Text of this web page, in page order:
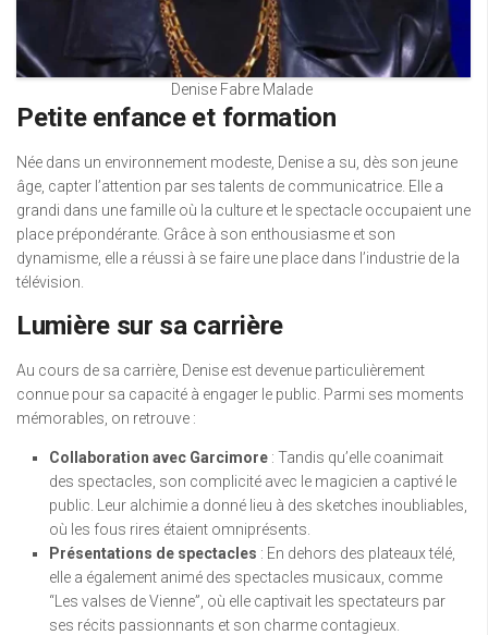
Denise Fabre Malade
Petite enfance et formation
Née dans un environnement modeste, Denise a su, dès son jeune
âge, capter l’attention par ses talents de communicatrice. Elle a
grandi dans une famille où la culture et le spectacle occupaient une
place prépondérante. Grâce à son enthousiasme et son
dynamisme, elle a réussi à se faire une place dans l’industrie de la
télévision.
Lumière sur sa carrière
Au cours de sa carrière, Denise est devenue particulièrement
connue pour sa capacité à engager le public. Parmi ses moments
mémorables, on retrouve :
Collaboration avec Garcimore : Tandis qu’elle coanimait
des spectacles, son complicité avec le magicien a captivé le
public. Leur alchimie a donné lieu à des sketches inoubliables,
où les fous rires étaient omniprésents.
Présentations de spectacles : En dehors des plateaux télé,
elle a également animé des spectacles musicaux, comme
“Les valses de Vienne”, où elle captivait les spectateurs par
ses récits passionnants et son charme contagieux.